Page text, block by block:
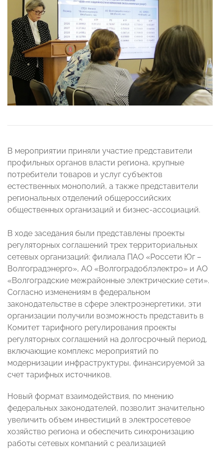
В мероприятии приняли участие представители
профильных органов власти региона, крупные
потребители товаров и услуг субъектов
естественных монополий, а также представители
региональных отделений общероссийских
общественных организаций и бизнес-ассоциаций.
В ходе заседания были представлены проекты
регуляторных соглашений трех территориальных
сетевых организаций: филиала ПАО «Россети Юг –
Волгоградэнерго», АО «Волгоградоблэлектро» и АО
«Волгоградские межрайонные электрические сети».
Согласно изменениям в федеральном
законодательстве в сфере электроэнергетики, эти
организации получили возможность представить в
Комитет тарифного регулирования проекты
регуляторных соглашений на долгосрочный период,
включающие комплекс мероприятий по
модернизации инфраструктуры, финансируемой за
счет тарифных источников.
Новый формат взаимодействия, по мнению
федеральных законодателей, позволит значительно
увеличить объем инвестиций в электросетевое
хозяйство региона и обеспечить синхронизацию
работы сетевых компаний с реализацией